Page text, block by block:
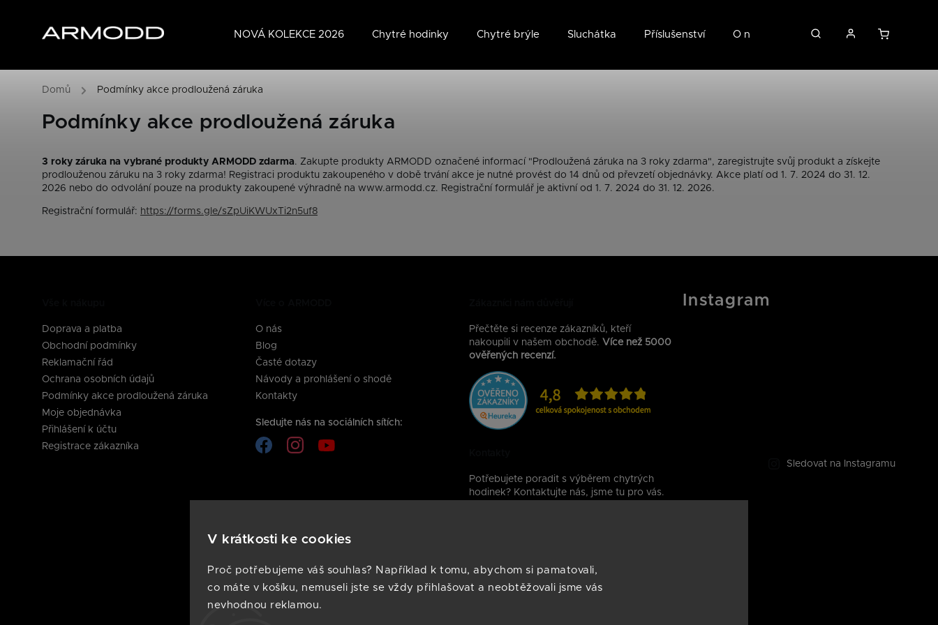
V krátkosti ke cookies
Proč potřebujeme váš souhlas? Například k tomu, abychom si pamatovali,
co máte v košíku, nemuseli jste se vždy přihlašovat a neobtěžovali jsme vás
nevhodnou reklamou.
NOVÁ KOLEKCE 2026 Chytré hodinky Chytré brýle Sluchátka Příslušenství O nás
Domů / Podmínky akce prodloužená záruka
Podmínky akce prodloužená záruka
3 roky záruka na vybrané produkty ARMODD zdarma. Zakupte produkty ARMODD označené informací "Prodloužená záruka na 3 roky zdarma", zaregistrujte svůj produkt a získejte
prodlouženou záruku na 3 roky zdarma! Registraci produktu zakoupeného v době trvání akce je nutné provést do 14 dnů od převzetí objednávky. Akce platí od 1. 7. 2024 do 31. 12.
2026 nebo do odvolání pouze na produkty zakoupené výhradně na www.armodd.cz. Registrační formulář je aktivní od 1. 7. 2024 do 31. 12. 2026.
Registrační formulář: https://forms.gle/sZpUiKWUxTi2n5uf8
Doprava a platba
Obchodní podmínky
Reklamační řád
Ochrana osobních údajů
Podmínky akce prodloužená záruka
Moje objednávka
Přihlášení k účtu
Registrace zákazníka
O nás
Blog
Časté dotazy
Návody a prohlášení o shodě
Kontakty
Sledujte nás na sociálních sítích:
Přečtěte si recenze zákazníků, kteří
nakoupili v našem obchodě. Více než 5000
ověřených recenzí.
Potřebujete poradit s výběrem chytrých
hodinek? Kontaktujte nás, jsme tu pro vás.
Instagram
Sledovat na Instagramu
Copyright 2026ARMODD.CZ . Všechna práva vyhrazena.